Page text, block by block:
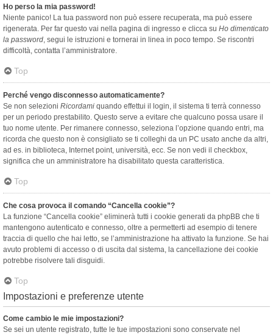
Ho perso la mia password!
Niente panico! La tua password non può essere recuperata, ma può essere
rigenerata. Per far questo vai nella pagina di ingresso e clicca su Ho dimenticato
la password, segui le istruzioni e tornerai in linea in poco tempo. Se riscontri
difficoltà, contatta l’amministratore.
Top
Perché vengo disconnesso automaticamente?
Se non selezioni Ricordami quando effettui il login, il sistema ti terrà connesso
per un periodo prestabilito. Questo serve a evitare che qualcuno possa usare il
tuo nome utente. Per rimanere connesso, seleziona l’opzione quando entri, ma
ricorda che questo non è consigliato se ti colleghi da un PC usato anche da altri,
ad es. in biblioteca, Internet point, università, ecc. Se non vedi il checkbox,
significa che un amministratore ha disabilitato questa caratteristica.
Top
Che cosa provoca il comando “Cancella cookie”?
La funzione “Cancella cookie” eliminerà tutti i cookie generati da phpBB che ti
mantengono autenticato e connesso, oltre a permetterti ad esempio di tenere
traccia di quello che hai letto, se l’amministrazione ha attivato la funzione. Se hai
avuto problemi di accesso o di uscita dal sistema, la cancellazione dei cookie
potrebbe risolvere tali disguidi.
Top
Impostazioni e preferenze utente
Come cambio le mie impostazioni?
Se sei un utente registrato, tutte le tue impostazioni sono conservate nel